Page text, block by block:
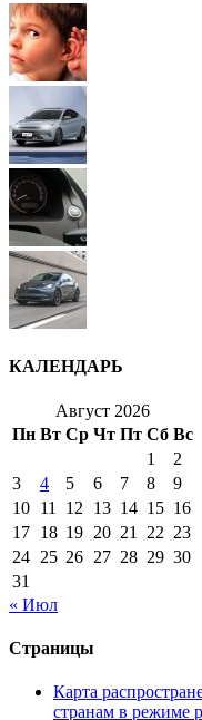
КАЛЕНДАРЬ
Август 2026
Пн Вт Ср Чт Пт Сб Вс
1
2
3
4 5 6 7 8
9
10 11 12 13 14 15 16
17 18 19 20 21 22 23
24 25 26 27 28 29 30
31
« Июл
Страницы
Карта
странам в режиме